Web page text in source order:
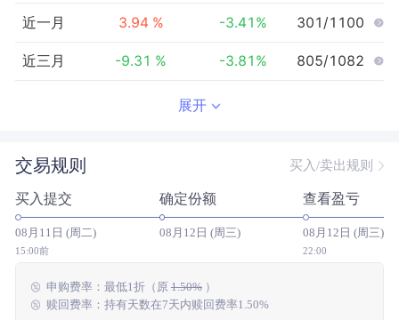
近一月 3.94 % -3.41 % 301/1100
近三月 -9.31 % -3.81 % 805/1082
近三年 422/825
近五年 6.32% 4.61% 246/606
今年以来 906/1050
成立以来 156.65%
展开
交易规则 买入/卖出规则
买入提交
08月11日 (周二)
15:00前
确定份额
08月12日 (周三)
查看盈亏
08月12日 (周三)
22:00
申购费率： 最低1折（原 1.50%）
赎回费率：持有天数在7天内赎回费率1.50%